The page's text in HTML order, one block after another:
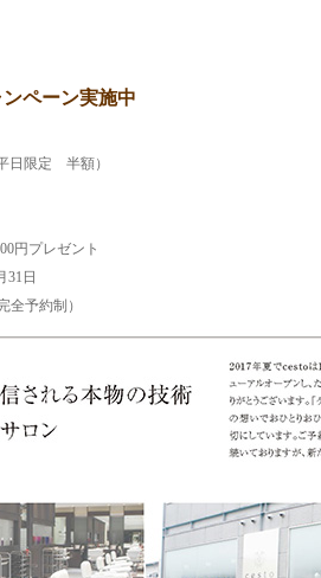
ペーン実施中
日限定 半額）
円プレゼント
31日
全予約制）